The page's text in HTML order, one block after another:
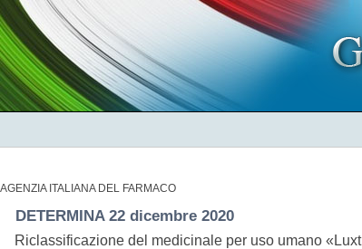
AGENZIA ITALIANA DEL FARMACO
DETERMINA 22 dicembre 2020
Riclassificazione del medicinale per uso umano